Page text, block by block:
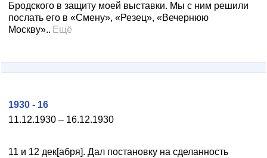
Бродского в защиту моей выставки. Мы с ним решили
послать его в «Смену», «Резец», «Вечернюю
Москву».. Ещё
11.12.1930 – 16.12.1930
1930 - 16
11 и 12 дек[абря]. Дал постановку на сделанность